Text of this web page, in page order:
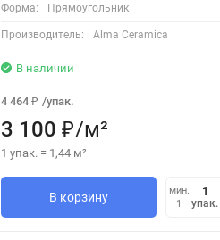
Форма: Прямоугольник
Производитель: Alma Ceramica
В наличии
4 464 ₽ /упак.
3 100 ₽/м²
1 упак. = 1,44 м²
В корзину
мин.
1
упак.